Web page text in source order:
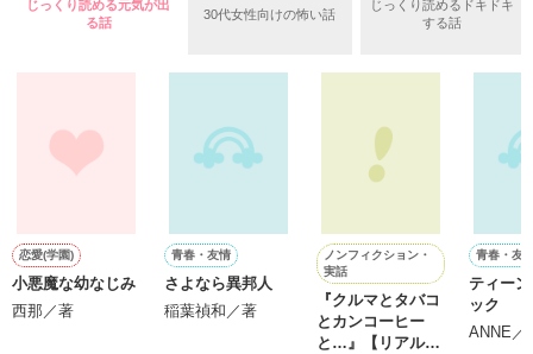
＊以前、公開していた話の改稿版です＊
守と由羅から『便利屋雛子』と馬鹿にされ、一人こっそり泣い
鷹哉『宜しくな、俺の雛子』🦅
雛子『俺の……ひぃ、雛子？！！！』🐥
※表紙も作中使用の画像も全てフリー素材です。
※執筆期間2026.6.3〜7.20完結です。
※他サイトさんにて恋愛トレンド1位でした〜良かったら読ん
じっくり読める元気が出
る話
30代女性向けの怖い話
じっくり読めるドキドキ
する話
恋愛(学園)
小悪魔な幼なじみ
西那／著
青春・友情
さよなら異邦人
稲葉禎和／著
ノンフィクション・
実話
『クルマとタバコ
とカンコーヒー
と…』【リアル物
青春・友
ティー
ック
ANNE／
ナ